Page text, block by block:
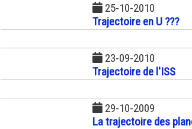
25-10-2010
Trajectoire en U ???
23-09-2010
Trajectoire de l'ISS
29-10-2009
La trajectoire des